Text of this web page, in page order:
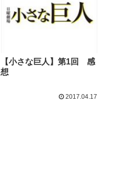
【小さな巨人】第1回 感
想
2017.04.17